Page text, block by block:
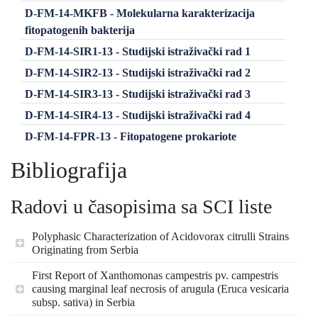
D-FM-14-MKFB - Molekularna karakterizacija
fitopatogenih bakterija
D-FM-14-SIR1-13 - Studijski istraživački rad 1
D-FM-14-SIR2-13 - Studijski istraživački rad 2
D-FM-14-SIR3-13 - Studijski istraživački rad 3
D-FM-14-SIR4-13 - Studijski istraživački rad 4
D-FM-14-FPR-13 - Fitopatogene prokariote
Bibliografija
Radovi u časopisima sa SCI liste
Polyphasic Characterization of Acidovorax citrulli Strains
Originating from Serbia
First Report of Xanthomonas campestris pv. campestris
causing marginal leaf necrosis of arugula (Eruca vesicaria
subsp. sativa) in Serbia